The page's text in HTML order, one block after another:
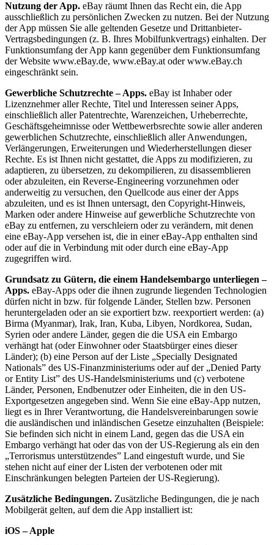
Nutzung der App. eBay räumt Ihnen das Recht ein, die App
ausschließlich zu persönlichen Zwecken zu nutzen. Bei der Nutzung
der App müssen Sie alle geltenden Gesetze und Drittanbieter-
Vertragsbedingungen (z. B. Ihres Mobilfunkvertrags) einhalten. Der
Funktionsumfang der App kann gegenüber dem Funktionsumfang
der Website www.eBay.de, www.eBay.at oder www.eBay.ch
eingeschränkt sein.
Gewerbliche Schutzrechte – Apps. eBay ist Inhaber oder
Lizenznehmer aller Rechte, Titel und Interessen seiner Apps,
einschließlich aller Patentrechte, Warenzeichen, Urheberrechte,
Geschäftsgeheimnisse oder Wettbewerbsrechte sowie aller anderen
gewerblichen Schutzrechte, einschließlich aller Anwendungen,
Verlängerungen, Erweiterungen und Wiederherstellungen dieser
Rechte. Es ist Ihnen nicht gestattet, die Apps zu modifizieren, zu
adaptieren, zu übersetzen, zu dekompilieren, zu disassemblieren
oder abzuleiten, ein Reverse-Engineering vorzunehmen oder
anderweitig zu versuchen, den Quellcode aus einer der Apps
abzuleiten, und es ist Ihnen untersagt, den Copyright-Hinweis,
Marken oder andere Hinweise auf gewerbliche Schutzrechte von
eBay zu entfernen, zu verschleiern oder zu verändern, mit denen
eine eBay-App versehen ist, die in einer eBay-App enthalten sind
oder auf die in Verbindung mit oder durch eine eBay-App
zugegriffen wird.
Grundsatz zu Gütern, die einem Handelsembargo unterliegen –
Apps. eBay-Apps oder die ihnen zugrunde liegenden Technologien
dürfen nicht in bzw. für folgende Länder, Stellen bzw. Personen
heruntergeladen oder an sie exportiert bzw. reexportiert werden: (a)
Birma (Myanmar), Irak, Iran, Kuba, Libyen, Nordkorea, Sudan,
Syrien oder andere Länder, gegen die die USA ein Embargo
verhängt hat (oder Einwohner oder Staatsbürger eines dieser
Länder); (b) eine Person auf der Liste „Specially Designated
Nationals” des US-Finanzministeriums oder auf der „Denied Party
or Entity List” des US-Handelsministeriums und (c) verbotene
Länder, Personen, Endbenutzer oder Einheiten, die in den US-
Exportgesetzen angegeben sind. Wenn Sie eine eBay-App nutzen,
liegt es in Ihrer Verantwortung, die Handelsvereinbarungen sowie
die ausländischen und inländischen Gesetze einzuhalten (Beispiele:
Sie befinden sich nicht in einem Land, gegen das die USA ein
Embargo verhängt hat oder das von der US-Regierung als ein den
„Terrorismus unterstützendes” Land eingestuft wurde, und Sie
stehen nicht auf einer der Listen der verbotenen oder mit
Einschränkungen belegten Parteien der US-Regierung).
Zusätzliche Bedingungen. Zusätzliche Bedingungen, die je nach
Mobilgerät gelten, auf dem die App installiert ist:
iOS – Apple